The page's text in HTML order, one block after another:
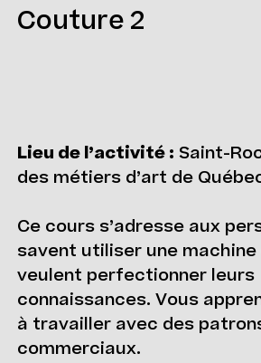
Couture 2
Lieu de l’activité : Saint-
des métiers d’art de
Ce cours s’adresse aux
savent utiliser une
veulent perfectionner leurs
connaissances. Vous
à travailler avec des
commerciaux.